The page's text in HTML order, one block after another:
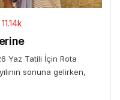
11.14k
Yaz Tatili İçin Rota
sonuna gelirken,